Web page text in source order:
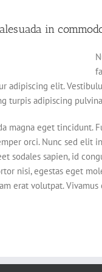
in
adipiscing elit.
turpis adipiscing
magna eget tincidunt.
orci. Nunc sed elit
sodales sapien, id
nisi, egestas eget
erat volutpat.